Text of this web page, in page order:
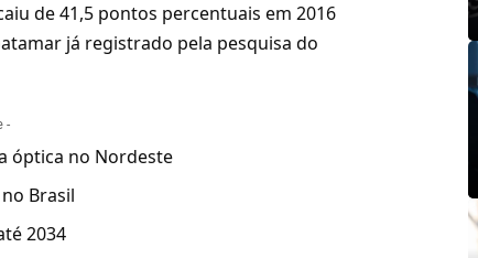
de 41,5 pontos percentuais em 2016
já registrado pela pesquisa do
-
óptica no Nordeste
Brasil
2034